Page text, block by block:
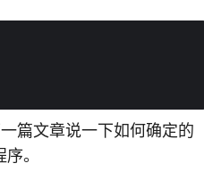
篇文章说一下如何确定的
。